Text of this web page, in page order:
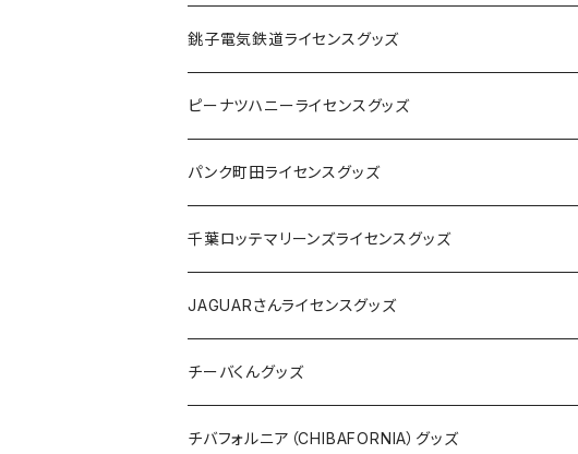
Tシャツ
キャップ
ステッカー
缶バッジ
ホテルキーホルダー
銚子電気鉄道ライセンスグッズ
ステッカー
缶バッジ
アクリルキーホルダー
ホテルキーホルダー
クリアファイル
Tシャツ
ピーナツハニーライセンスグッズ
Tシャツ
キャップ
バッグ
ステッカー
缶バッジ
パンク町田ライセンスグッズ
Tシャツ
キャップ
バッグ
ステッカー
千葉ロッテマリーンズライセンスグッズ
ステッカー
ステッカー
ステッカー大
缶バッジ
缶バッジ32mm
エコバッグ
JAGUARさんライセンスグッズ
Tシャツ
ステッカー
チーバくんグッズ
Tシャツ
チバフォルニア（CHIBAFORNIA）グッズ